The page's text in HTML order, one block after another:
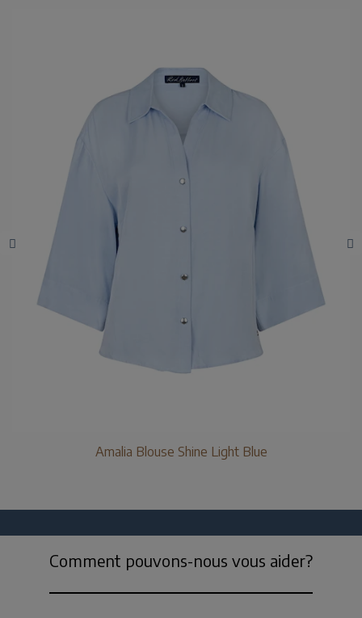
Amalia Blouse Shine Light Blue
Comment pouvons-nous vous aider?